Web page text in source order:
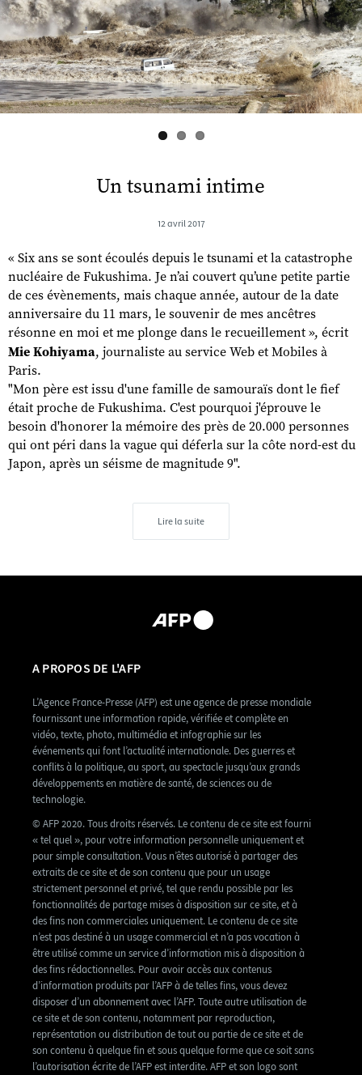
Un tsunami intime
12 avril 2017
« Six ans se sont écoulés depuis le tsunami et la catastrophe
nucléaire de Fukushima. Je n’ai couvert qu’une petite partie
de ces évènements, mais chaque année, autour de la date
anniversaire du 11 mars, le souvenir de mes ancêtres
résonne en moi et me plonge dans le recueillement », écrit
Mie Kohiyama, journaliste au service Web et Mobiles à
Paris.
"Mon père est issu d'une famille de samouraïs dont le fief
était proche de Fukushima. C'est pourquoi j'éprouve le
besoin d'honorer la mémoire des près de 20.000 personnes
qui ont péri dans la vague qui déferla sur la côte nord-est du
Japon, après un séisme de magnitude 9".
Lire la suite
A PROPOS DE L'AFP
L’Agence France-Presse (AFP) est une agence de presse mondiale
fournissant une information rapide, vérifiée et complète en
vidéo, texte, photo, multimédia et infographie sur les
événements qui font l’actualité internationale. Des guerres et
conflits à la politique, au sport, au spectacle jusqu’aux grands
développements en matière de santé, de sciences ou de
technologie.
© AFP 2020. Tous droits réservés. Le contenu de ce site est fourni
« tel quel », pour votre information personnelle uniquement et
pour simple consultation. Vous n’êtes autorisé à partager des
extraits de ce site et de son contenu que pour un usage
strictement personnel et privé, tel que rendu possible par les
fonctionnalités de partage mises à disposition sur ce site, et à
des fins non commerciales uniquement. Le contenu de ce site
n’est pas destiné à un usage commercial et n’a pas vocation à
être utilisé comme un service d’information mis à disposition à
des fins rédactionnelles. Pour avoir accès aux contenus
d’information produits par l’AFP à de telles fins, vous devez
disposer d’un abonnement avec l’AFP. Toute autre utilisation de
ce site et de son contenu, notamment par reproduction,
représentation ou distribution de tout ou partie de ce site et de
son contenu à quelque fin et sous quelque forme que ce soit sans
l’autorisation écrite de l’AFP est interdite. AFP et son logo sont